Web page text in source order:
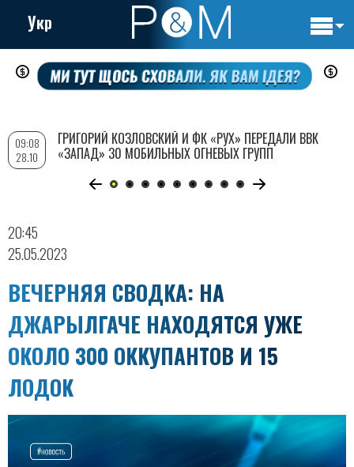
Перейти
содержанию
Укр
20:45
25.05.2023
ВЕЧЕРНЯЯ СВОДКА: НА
ДЖАРЫЛГАЧЕ НАХОДЯТСЯ УЖЕ
ОКОЛО 300 ОККУПАНТОВ И 15
ЛОДОК
09:08
28.10
ГРИГОРИЙ КОЗЛОВСКИЙ И ФК «РУХ» ПЕРЕДАЛИ ВВК
«ЗАПАД» 30 МОБИЛЬНЫХ ОГНЕВЫХ ГРУПП